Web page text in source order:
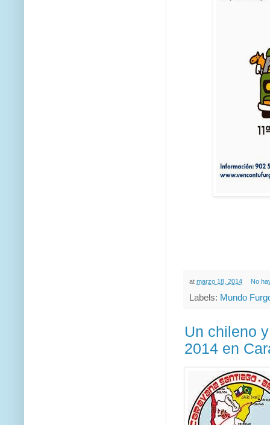
at marzo 18, 2014 No
Labels: Mundo
Un chileno
2014 en